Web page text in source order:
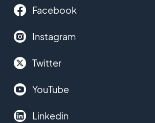
Facebook
Instagram
Twitter
YouTube
Linkedin